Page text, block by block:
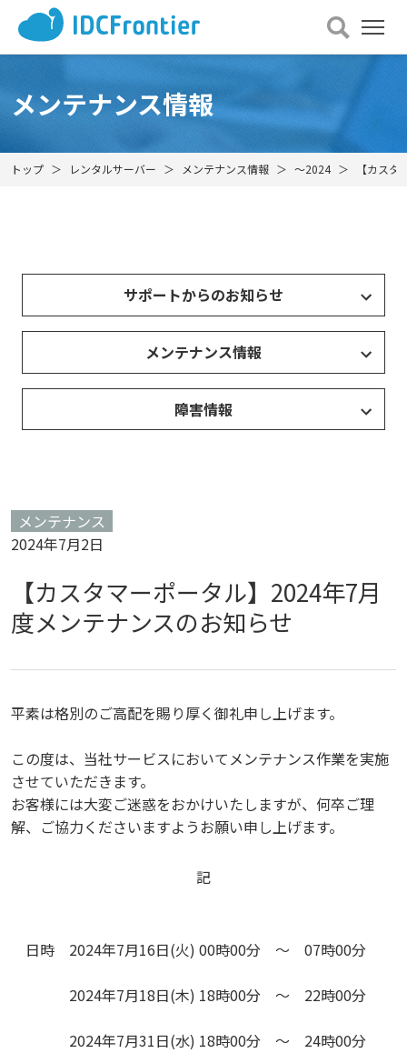
メ
ニュー
を
メンテナンス情報
トップ レンタルサーバー メンテナンス情報 ～2024 【カス
サポートからのお知らせ
メンテナンス情報
障害情報
メンテナンス
2024年7月2日
【カスタマーポータル】2024年7月
度メンテナンスのお知らせ
平素は格別のご高配を賜り厚く御礼申し上げます。
この度は、当社サービスにおいてメンテナンス作業を実施
させていただきます。
お客様には大変ご迷惑をおかけいたしますが、何卒ご理
解、ご協力くださいますようお願い申し上げます。
記
日時 2024年7月16日(火) 00時00分 ～ 07時00分
2024年7月18日(木) 18時00分 ～ 22時00分
2024年7月31日(水) 18時00分 ～ 24時00分